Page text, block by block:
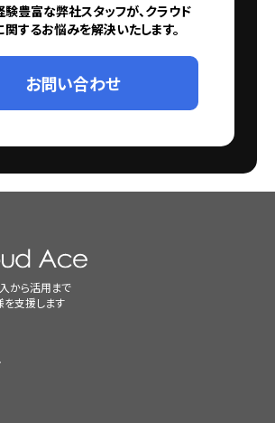
験豊富な弊社スタッフが、クラウド
関するお悩みを解決いたします。
お問い合わせ
から活用まで
を支援します